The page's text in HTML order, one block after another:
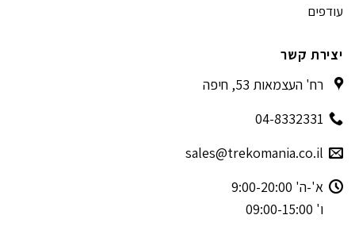
עודפים
יצירת קשר
רח' העצמאות 53, חיפה
04-8332331
sales@trekomania.co.il
א'-ה' 9:00-20:00
ו' 09:00-15:00